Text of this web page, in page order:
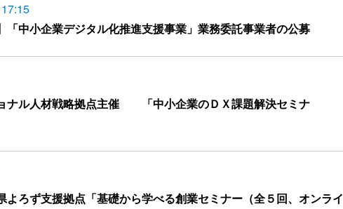
「中小企業デジタル化推進支援事業」業務委託事業者の公募
ナル人材戦略拠点主催 「中小企業のＤＸ課題解決セミナ
よろず支援拠点「基礎から学べる創業セミナー（全５回、オンライ